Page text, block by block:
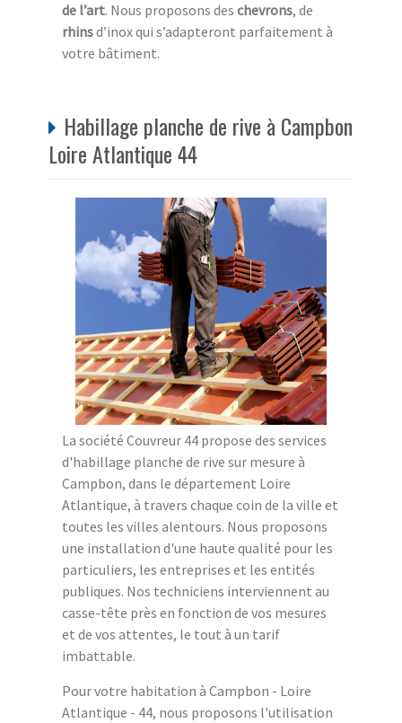
de l’art. Nous proposons des chevrons, de
rhinsd’inox qui s’adapteront parfaitement à
votre bâtiment.
Habillage planche de rive à Campbon
Loire Atlantique 44
La société Couvreur 44 propose des services
d'habillage planche de rive sur mesure à
Campbon, dans le département Loire
Atlantique, à travers chaque coin de la ville et
toutes les villes alentours. Nous proposons
une installation d'une haute qualité pour les
particuliers, les entreprises et les entités
publiques. Nos techniciens interviennent au
casse-tête près en fonction de vos mesures
et de vos attentes, le tout à un tarif
imbattable.
Pour votre habitation à Campbon - Loire
Atlantique - 44, nous proposons l'utilisation